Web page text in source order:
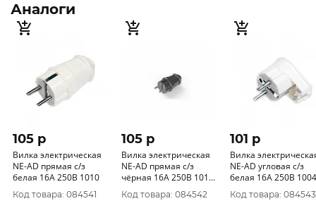
Аналоги
105 p
Вилка электрическая
NE-AD прямая с/з
белая 16А 250В 1010
Код товара: 084541
105 p
Вилка электрическая
NE-AD прямая с/з
чёрная 16А 250В 1010-
S
Код товара: 084542
101 p
Вилка
NE-AD угловая с/з
белая 16А 250В 1004
Код товара: 084543